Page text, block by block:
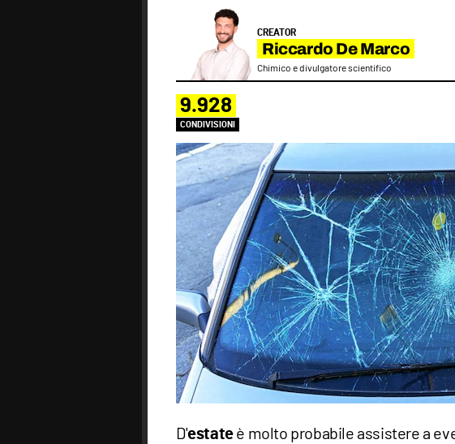
CREATOR
Riccardo De Marco
Chimico e divulgatore scientifico
9.928
CONDIVISIONI
D'estateè molto probabile assistere a